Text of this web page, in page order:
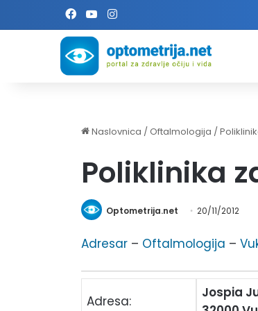
Facebook
YouTube
Naslovnica /Oftalmologija /
Poliklinika
Optometrija.net 20/11/2012
Adresar – Oftalmologija –
Adresa:
Jospia